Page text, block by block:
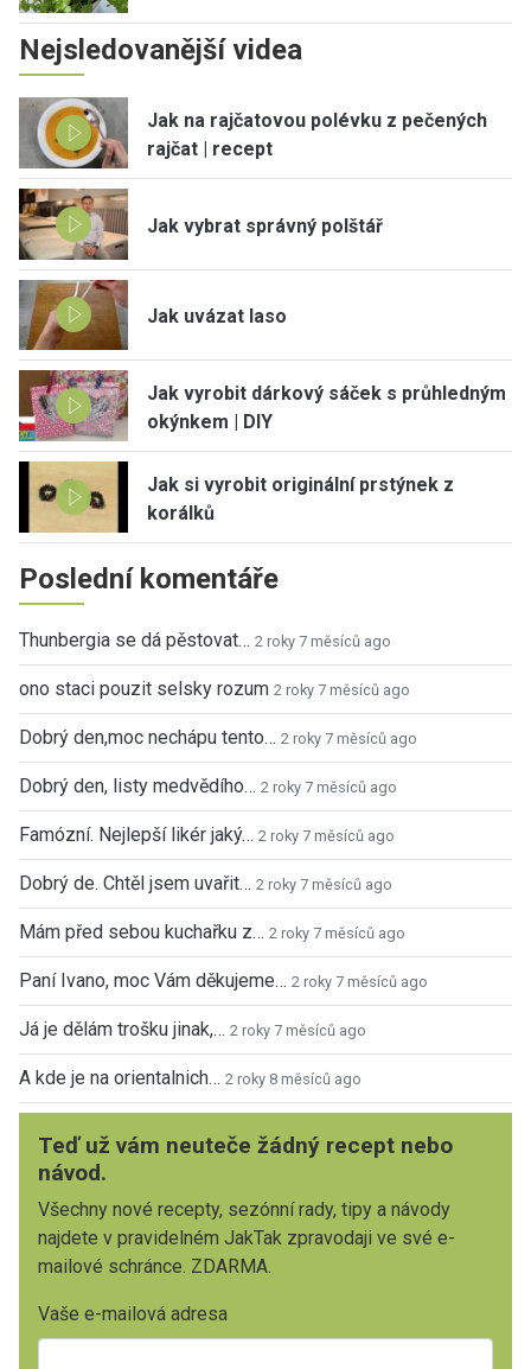
Nejsledovanější videa
Jak na rajčatovou polévku z pečených
rajčat | recept
Jak vybrat správný polštář
Jak uvázat laso
Jak vyrobit dárkový sáček s průhledným
okýnkem | DIY
Jak si vyrobit originální prstýnek z
korálků
Poslední komentáře
Thunbergia se dá pěstovat… 2 roky 7 měsíců ago
ono staci pouzit selsky rozum 2 roky 7 měsíců ago
Dobrý den,moc nechápu tento… 2 roky 7 měsíců ago
Dobrý den, listy medvědího… 2 roky 7 měsíců ago
Famózní. Nejlepší likér jaký… 2 roky 7 měsíců ago
Dobrý de. Chtěl jsem uvařit… 2 roky 7 měsíců ago
Mám před sebou kuchařku z… 2 roky 7 měsíců ago
Paní Ivano, moc Vám děkujeme… 2 roky 7 měsíců ago
Já je dělám trošku jinak,… 2 roky 7 měsíců ago
A kde je na orientalnich… 2 roky 8 měsíců ago
Teď už vám neuteče žádný recept nebo
návod.
Všechny nové recepty, sezónní rady, tipy a návody
najdete v pravidelném JakTak zpravodaji ve své e-
mailové schránce. ZDARMA.
Vaše e-mailová adresa